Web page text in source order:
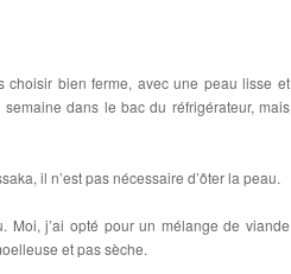
bien ferme, avec une peau lisse et
dans le bac du réfrigérateur, mais
il n’est pas nécessaire d’ôter la peau.
Moi, j’ai opté pour un mélange de viande
et pas sèche.